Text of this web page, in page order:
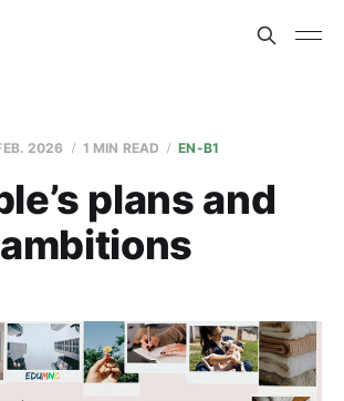
2026 1 MIN READ EN-B1
plans and
ambitions